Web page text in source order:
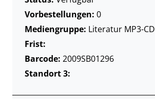
Vorbestellungen: 0
Mediengruppe: Literatur MP3-CD
Frist:
Barcode: 2009SB01296
Standort 3: